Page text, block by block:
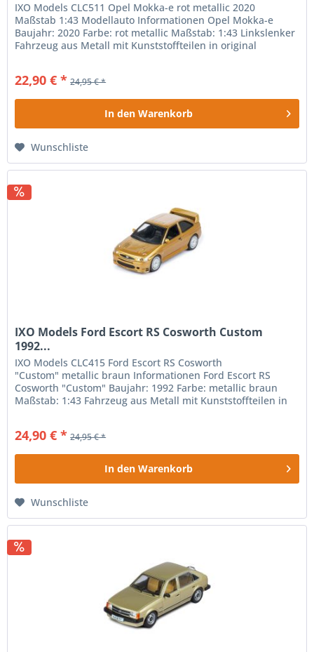
IXO Models CLC511 Opel Mokka-e rot metallic 2020
Maßstab 1:43 Modellauto Informationen Opel Mokka-e
Baujahr: 2020 Farbe: rot metallic Maßstab: 1:43 Linkslenker
Fahrzeug aus Metall mit Kunststoffteilen in original
22,90 € * 24,95 € *
In den Warenkorb
Wunschliste
IXO Models Ford Escort RS Cosworth Custom
1992...
IXO Models CLC415 Ford Escort RS Cosworth
"Custom" metallic braun Informationen Ford Escort RS
Cosworth "Custom" Baujahr: 1992 Farbe: metallic braun
Maßstab: 1:43 Fahrzeug aus Metall mit Kunststoffteilen in
24,90 € * 24,95 € *
In den Warenkorb
Wunschliste